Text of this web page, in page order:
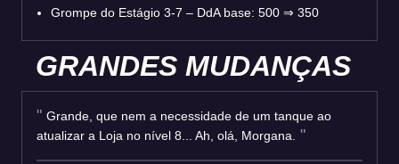
Grompe do Estágio 3-7 – DdA base: 500 ⇒ 350
GRANDES MUDANÇAS
Grande, que nem a necessidade de um tanque ao
atualizar a Loja no nível 8... Ah, olá, Morgana.